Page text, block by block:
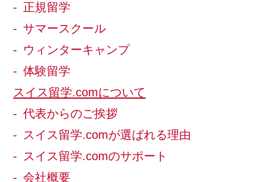
正規留学
サマースクール
ウィンターキャンプ
体験留学
スイス留学.comについて
代表からのご挨拶
スイス留学.comが選ばれる理由
スイス留学.comのサポート
会社概要